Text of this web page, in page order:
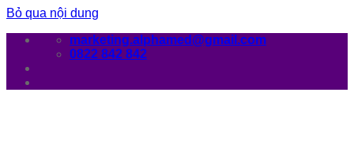
Bỏ qua nội dung
marketing.alphamed@gmail.com
0822 842 842